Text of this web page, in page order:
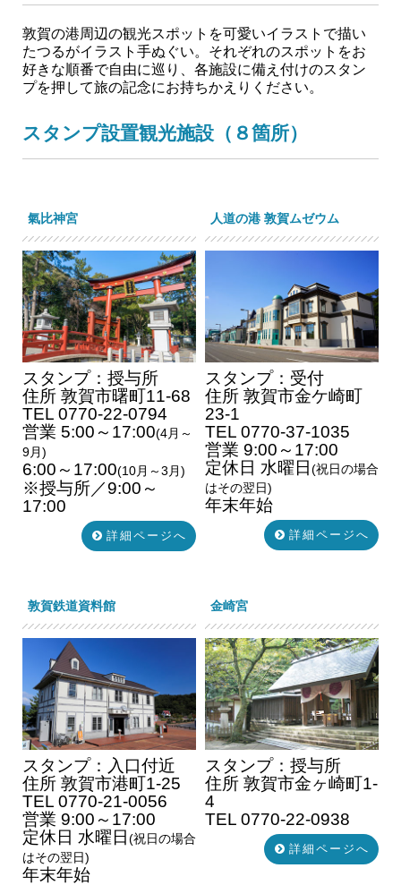
敦賀の港周辺の観光スポットを可愛いイラストで描い
たつるがイラスト手ぬぐい。それぞれのスポットをお
好きな順番で自由に巡り、各施設に備え付けのスタン
プを押して旅の記念にお持ちかえりください。
スタンプ設置観光施設（８箇所）
氣比神宮
スタンプ：授与所
住所 敦賀市曙町11-68
TEL 0770-22-0794
営業 5:00～17:00(4月～
9月)
6:00～17:00(10月～3月)
※授与所／9:00～
17:00
詳細ページへ
人道の港 敦賀ムゼウム
スタンプ：受付
住所 敦賀市金ケ崎町
23-1
TEL 0770-37-1035
営業 9:00～17:00
定休日 水曜日(祝日の場合
はその翌日)
年末年始
詳細ページへ
敦賀鉄道資料館
スタンプ：入口付近
住所 敦賀市港町1-25
TEL 0770-21-0056
営業 9:00～17:00
定休日 水曜日(祝日の場合
はその翌日)
年末年始
金崎宮
スタンプ：授与所
住所 敦賀市金ヶ崎町1-
4
TEL 0770-22-0938
詳細ページへ